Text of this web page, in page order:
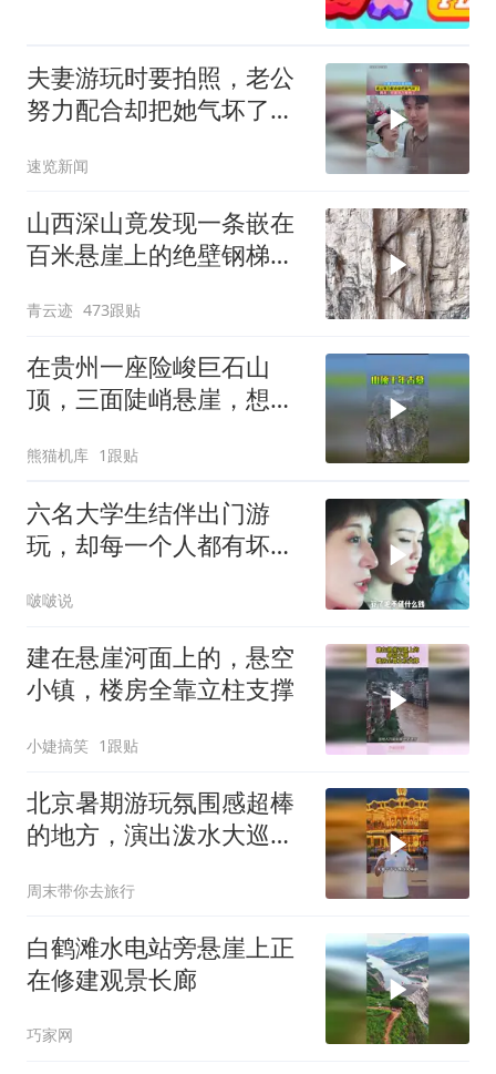
夫妻游玩时要拍照，老公
努力配合却把她气坏了，
速览新闻
山西深山竟发现一条嵌在
百米悬崖上的绝壁钢梯，
人了！
青云迹 473跟贴
在贵州一座险峻巨石山
顶，三面陡峭悬崖，想要
熊猫机库 1跟贴
六名大学生结伴出门游
玩，却每一个人都有坏心
啵啵说
建在悬崖河面上的，悬空
小镇，楼房全靠立柱支撑
小婕搞笑 1跟贴
北京暑期游玩氛围感超棒
的地方，演出泼水大巡游
周末带你去旅行
白鹤滩水电站旁悬崖上正
在修建观景长廊
巧家网